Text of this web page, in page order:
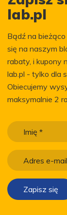
lab.pl
Bądź na
się na naszym
rabaty, i kupony
lab.pl - tylko dla
Obiecujemy
maksymalnie 2